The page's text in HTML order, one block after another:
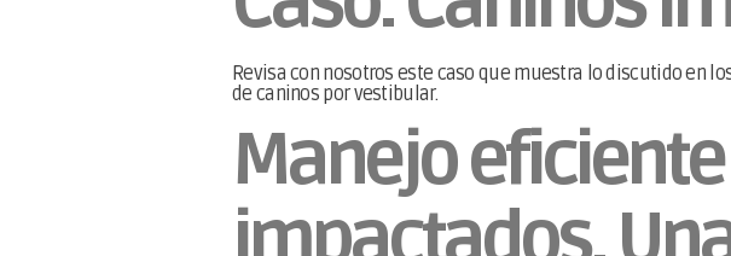
Revisa con nosotros este caso que muestra lo discutido en
de caninos por vestibular.
Manejo